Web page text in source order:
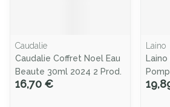
Caudalie
Caudalie Coffret Noel Eau
Beaute 30ml 2024 2 Prod.
16,70 €
Laino